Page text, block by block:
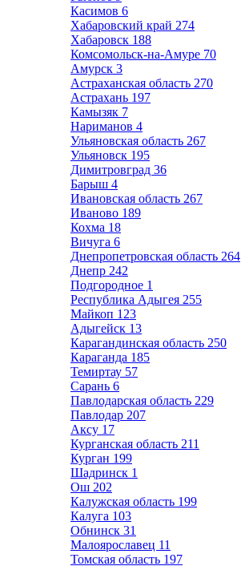
Касимов 6
Хабаровский край 274
Хабаровск 188
Комсомольск-на-Амуре 70
Амурск 3
Астраханская область 270
Астрахань 197
Камызяк 7
Нариманов 4
Ульяновская область 267
Ульяновск 195
Димитровград 36
Барыш 4
Ивановская область 267
Иваново 189
Кохма 18
Вичуга 6
Днепропетровская область 264
Днепр 242
Подгородное 1
Республика Адыгея 255
Майкоп 123
Адыгейск 13
Карагандинская область 250
Караганда 185
Темиртау 57
Сарань 6
Павлодарская область 229
Павлодар 207
Аксу 17
Курганская область 211
Курган 199
Шадринск 1
Ош 202
Калужская область 199
Калуга 103
Обнинск 31
Малоярославец 11
Томская область 197